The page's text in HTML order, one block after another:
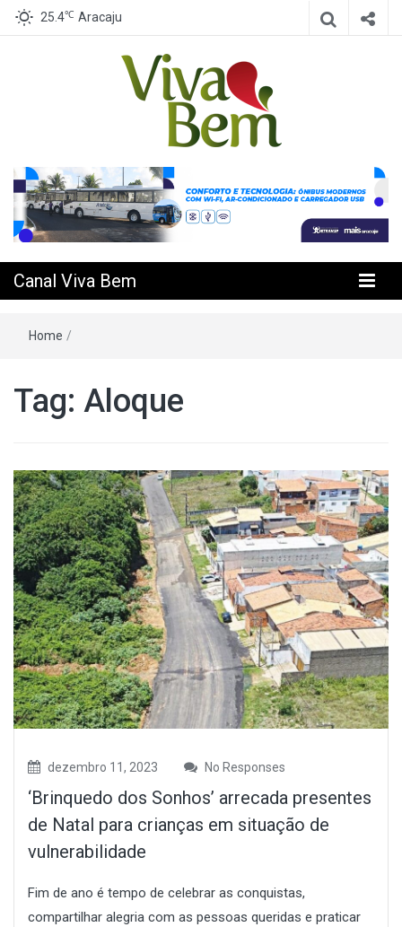
25.4℃ Aracaju
Canal Viva
Bem
Canal Viva Bem
Home /
Tag: Aloque
dezembro 11, 2023 No Responses
‘Brinquedo dos Sonhos’ arrecada presentes
de Natal para crianças em situação de
vulnerabilidade
Fim de ano é tempo de celebrar as conquistas,
compartilhar alegria com as pessoas queridas e praticar